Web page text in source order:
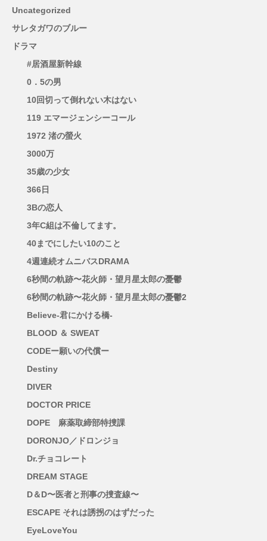
Uncategorized
サレタガワのブルー
ドラマ
#居酒屋新幹線
0．5の男
10回切って倒れない木はない
119 エマージェンシーコール
1972 渚の螢火
3000万
35歳の少女
366日
3Bの恋人
3年C組は不倫してます。
40までにしたい10のこと
4週連続オムニバスDRAMA
6秒間の軌跡〜花火師・望月星太郎の憂鬱
6秒間の軌跡〜花火師・望月星太郎の憂鬱2
Believe-君にかける橋-
BLOOD ＆ SWEAT
CODEー願いの代償ー
Destiny
DIVER
DOCTOR PRICE
DOPE 麻薬取締部特捜課
DORONJO／ドロンジョ
Dr.チョコレート
DREAM STAGE
D＆D〜医者と刑事の捜査線〜
ESCAPE それは誘拐のはずだった
EyeLoveYou